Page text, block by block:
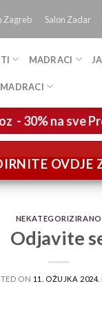
Zagreb Salon Zadar
MADRACI
- 30% na sve
OVDJE
NEKATEGORIZIRANO
Odjavite
ON 11. OŽUJKA 2024.